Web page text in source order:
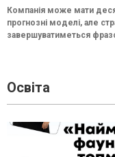
Компанія може мати
прогнозні моделі, але
завершуватиметься
Освіта